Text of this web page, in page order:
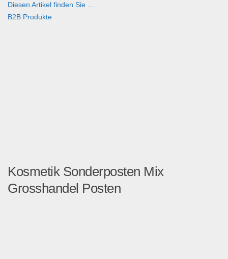
Diesen Artikel finden Sie ...
B2B Produkte
Kosmetik Sonderposten Mix
Grosshandel Posten